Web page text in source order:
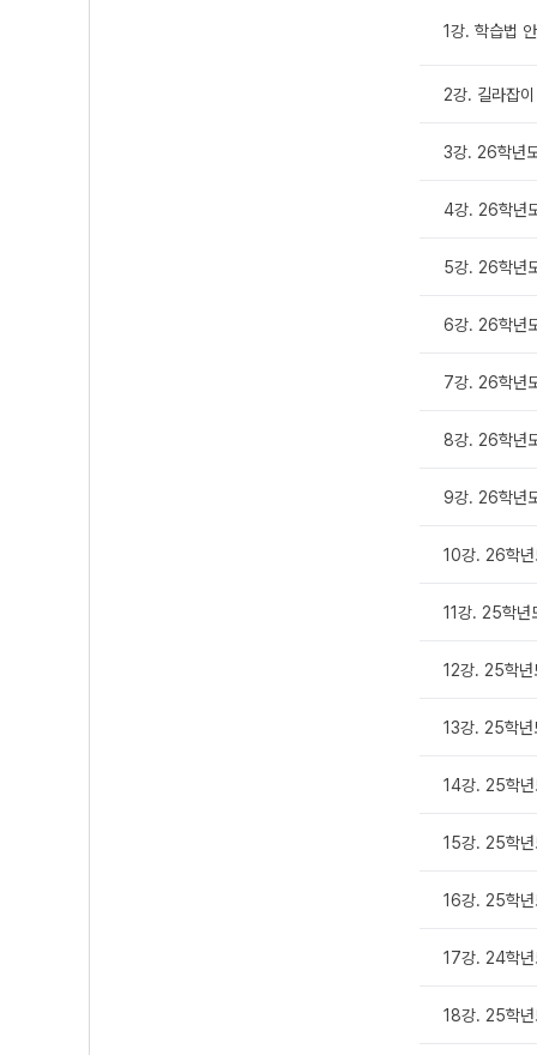
1강. 학습법
2강. 길라잡
3강. 26학년
4강. 26학년
5강. 26학년
6강. 26학년
7강. 26학년
8강. 26학년
9강. 26학년
10강. 26학
11강. 25학년
12강. 25학
13강. 25학
14강. 25학년
15강. 25학년
16강. 25학년
17강. 24학년
18강. 25학년